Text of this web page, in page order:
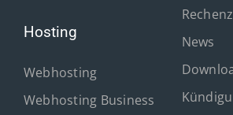
Hosting
Webhosting
Webhosting Business
News